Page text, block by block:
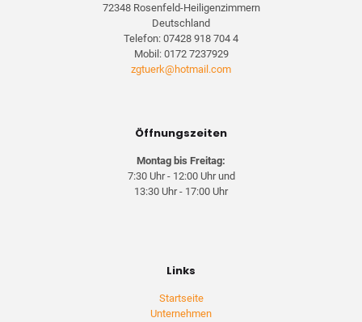
72348 Rosenfeld-Heiligenzimmern
Deutschland
Telefon: 07428 918 704 4
Mobil: 0172 7237929
zgtuerk@hotmail.com
Öffnungszeiten
Montag bis Freitag:
7:30 Uhr - 12:00 Uhr und
13:30 Uhr - 17:00 Uhr
Links
Startseite
Unternehmen